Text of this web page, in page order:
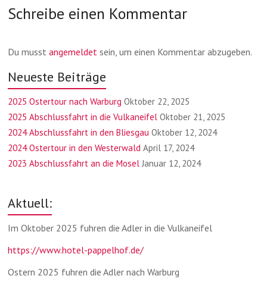
Schreibe einen Kommentar
Du musstangemeldet sein, um einen Kommentar abzugeben.
Neueste Beiträge
2025 Ostertour nach Warburg Oktober 22, 2025
2025 Abschlussfahrt in die Vulkaneifel Oktober 21, 2025
2024 Abschlussfahrt in den Bliesgau Oktober 12, 2024
2024 Ostertour in den Westerwald April 17, 2024
2023 Abschlussfahrt an die Mosel Januar 12, 2024
Aktuell:
Im Oktober 2025 fuhren die Adler in die Vulkaneifel
https://www.hotel-pappelhof.de/
Ostern 2025 fuhren die Adler nach Warburg